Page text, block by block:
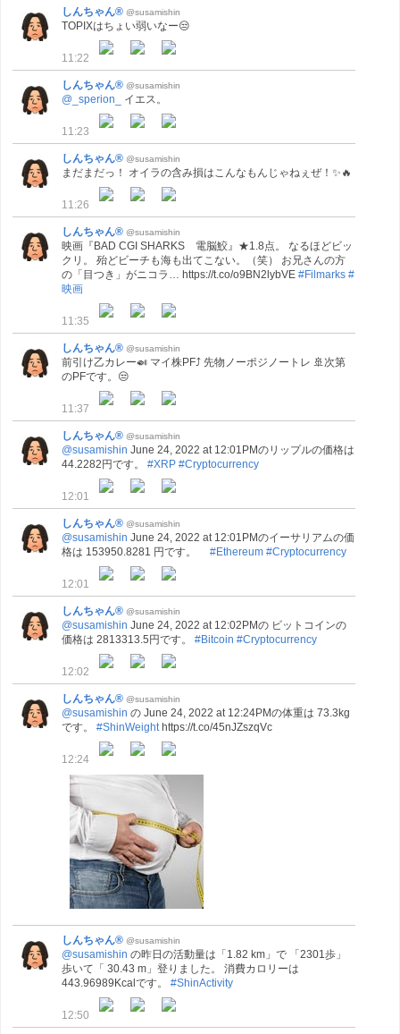
しんちゃん® @susamishin
TOPIXはちょい弱いなー😒
11:22
しんちゃん® @susamishin
@_sperion_ イエス。
11:23
しんちゃん® @susamishin
まだまだっ！ オイラの含み損はこんなもんじゃねぇぜ！✨🔥
11:26
しんちゃん® @susamishin
映画『BAD CGI SHARKS 電脳鮫』★1.8点。 なるほどビッ
クリ。 殆どビーチも海も出てこない。（笑） お兄さんの方
の「目つき」がニコラ… https://t.co/o9BN2lybVE #Filmarks #
映画
11:35
しんちゃん® @susamishin
前引け乙カレー🍛 マイ株PF⤴ 先物ノーポジノートレ 🚢次第
のPFです。😒
11:37
しんちゃん® @susamishin
@susamishin June 24, 2022 at 12:01PMのリップルの価格は
44.2282円です。 #XRP #Cryptocurrency
12:01
しんちゃん® @susamishin
@susamishin June 24, 2022 at 12:01PMのイーサリアムの価
格は 153950.8281 円です。 #Ethereum #Cryptocurrency
12:01
しんちゃん® @susamishin
@susamishin June 24, 2022 at 12:02PMの ビットコインの
価格は 2813313.5円です。 #Bitcoin #Cryptocurrency
12:02
しんちゃん® @susamishin
@susamishin の June 24, 2022 at 12:24PMの体重は 73.3kg
です。 #ShinWeighthttps://t.co/45nJZszqVc
12:24
しんちゃん® @susamishin
@susamishin の昨日の活動量は「1.82 km」で 「2301歩」
歩いて「 30.43 m」登りました。 消費カロリーは
443.96989Kcalです。 #ShinActivity
12:50